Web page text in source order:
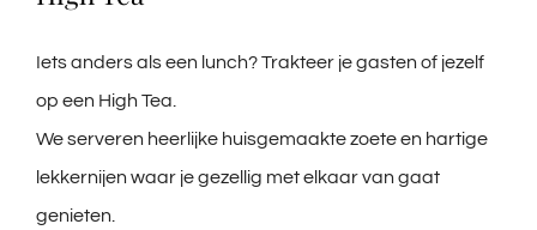
Iets anders als een lunch? Trakteer je gasten of jezelf
op een High Tea.
We serveren heerlijke huisgemaakte zoete en hartige
lekkernijen waar je gezellig met elkaar van gaat
genieten.